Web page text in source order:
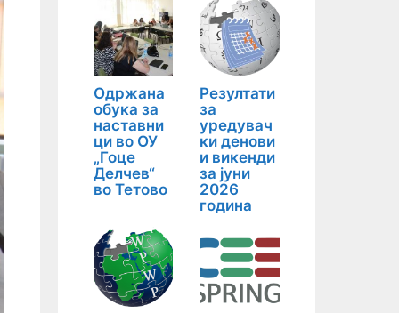
Одржана
обука за
наставни
ци во ОУ
„Гоце
Делчев“
во Тетово
Резултати
за
уредувач
ки денови
и викенди
за јуни
2026
година